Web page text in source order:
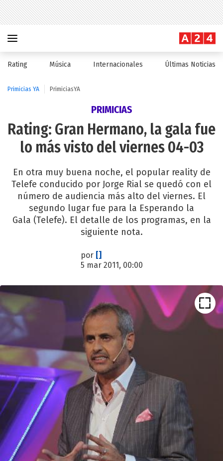
Rating Música Internacionales Últimas Noticias
Primicias YA PrimiciasYA
PRIMICIAS
Rating: Gran Hermano, la gala fue
lo más visto del viernes 04-03
En otra muy buena noche, el popular reality de
Telefe conducido por Jorge Rial se quedó con el
número de audiencia más alto del viernes. El
segundo lugar fue para la Esperando la
Gala (Telefe). El detalle de los programas, en la
siguiente nota.
por []
5 mar 2011, 00:00